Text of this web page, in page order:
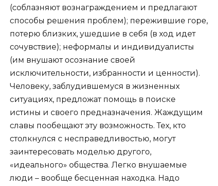
(соблазняют вознаграждением и предлагают
способы решения проблем); пережившие горе,
потерю близких, ушедшие в себя (в ход идет
сочувствие); неформалы и индивидуалисты
(им внушают осознание своей
исключительности, избранности и ценности).
Человеку, заблудившемуся в жизненных
ситуациях, предложат помощь в поиске
истины и своего предназначения. Жаждущим
славы пообещают эту возможность. Тех, кто
столкнулся с несправедливостью, могут
заинтересовать моделью другого,
«идеального» общества. Легко внушаемые
люди – вообще бесценная находка. Надо